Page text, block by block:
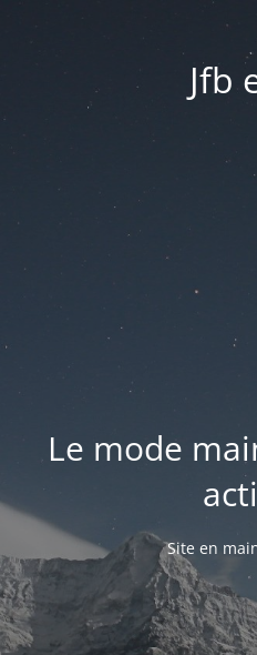
Jfb
Le mode
Site en